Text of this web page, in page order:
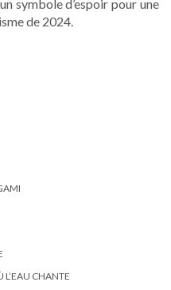
symbole d’espoir pour une
de 2024.
L’EAU CHANTE